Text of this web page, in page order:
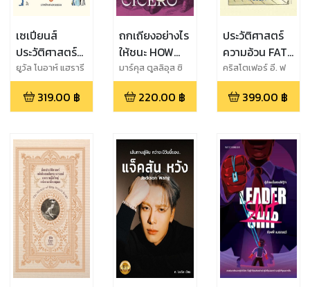
เซเปียนส์
ประวัติศาสตร์
ฉบับกราฟิก
(เล่ม 2)
Sapiens : A
History : The
Pillars of
Civilization
(Vol.2)
ยูวัล โนอาห์ แฮรารี
319.00 ฿
ถกเถียงอย่างไร
ให้ชนะ HOW
TO WIN AN
ARGUMENT
มาร์คุส ตูลลิอุส ซิ
เซโร
220.00 ฿
ประวัติศาสตร์
ความอ้วน FAT :
A CULTURAL
HISTORY OF
THE STUFF OF
คริสโตเฟอร์ อี. ฟ
อร์ธ
399.00 ฿